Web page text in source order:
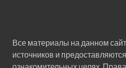
Все материалы на данном
источников и